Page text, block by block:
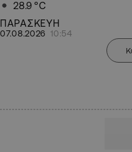
28.9 °C
ΠΑΡΑΣΚΕΥΗ
07.08.2026 10:54